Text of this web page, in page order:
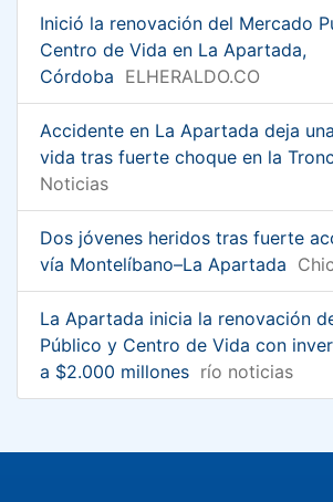
Inició la renovación del Mercado
Centro de Vida en La Apartada,
Córdoba ELHERALDO.CO
Accidente en La Apartada deja
vida tras fuerte choque en la
Noticias
Dos jóvenes heridos tras fuerte
vía Montelíbano–La Apartada
La Apartada inicia la renovación
Público y Centro de Vida con
a $2.000 millones río noticias